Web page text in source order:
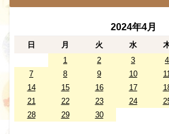
2024年4月
日 月 火 水
1
2 3 4
7
8 9 10
14
15 16 17
21
22 23 24
28
29 30